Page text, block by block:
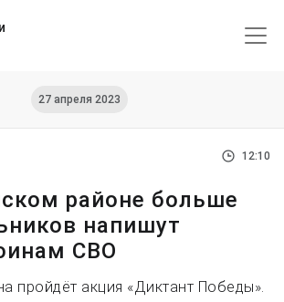
27 апреля 2023
12:10
районе больше
напишут
СВО
пройдёт акция «Диктант Победы».